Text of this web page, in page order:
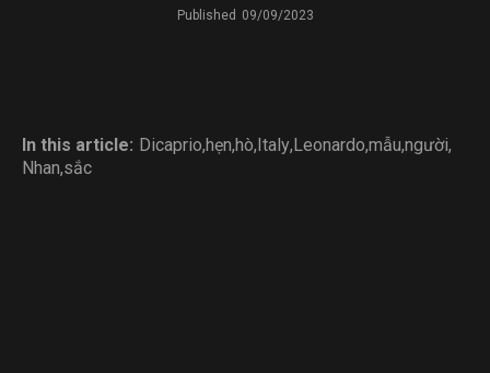
Published 09/09/2023
In this article: Dicaprio,hẹn,hò,Italy,Leonardo,mẫu,người,
Nhan,sắc